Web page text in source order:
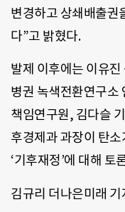
변경하고 상쇄배출권
다”고 밝혔다.
발제 이후에는 이유
병권 녹색전환연구소
책임연구원, 김다슬
후경제과 과장이 탄
‘기후재정’에 대해 토
김규리 더나은미래